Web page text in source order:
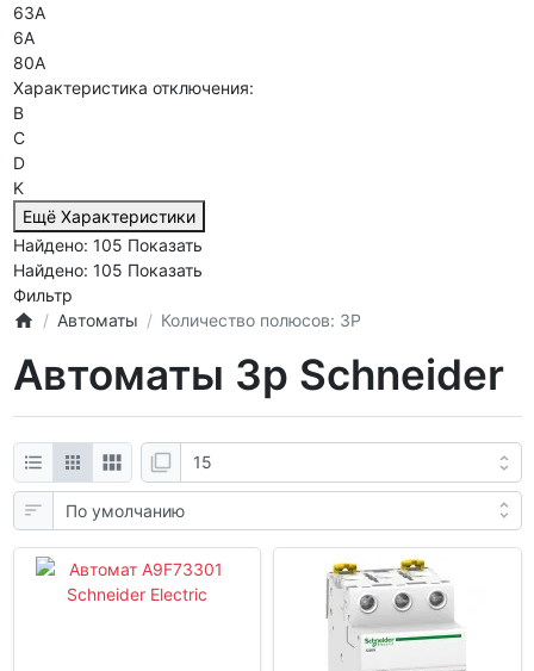
63А
6А
80А
Характеристика отключения:
B
C
D
K
Ещё Характеристики
Найдено: 105 Показать
Найдено: 105 Показать
Фильтр
Автоматы
Количество полюсов: 3P
Автоматы 3p Schneider